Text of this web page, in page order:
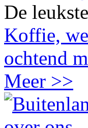
De
Koffie,
ochtend
Meer >>